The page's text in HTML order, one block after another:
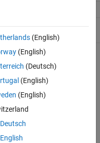
be deleted only from default
directory/home/matlabrpi
and password on your
connecting your
(English)
(English)
(Deutsch)
(English)
(English)
Deutsch
English